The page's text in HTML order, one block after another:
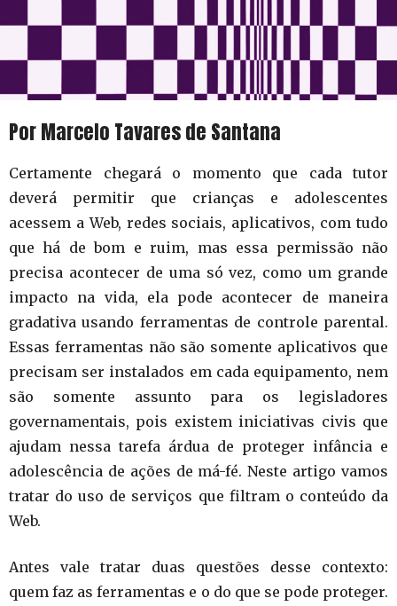
Por Marcelo Tavares de Santana
Certamente chegará o momento que cada tutor
deverá permitir que crianças e adolescentes
acessem a Web, redes sociais, aplicativos, com tudo
que há de bom e ruim, mas essa permissão não
precisa acontecer de uma só vez, como um grande
impacto na vida, ela pode acontecer de maneira
gradativa usando ferramentas de controle parental.
Essas ferramentas não são somente aplicativos que
precisam ser instalados em cada equipamento, nem
são somente assunto para os legisladores
governamentais, pois existem iniciativas civis que
ajudam nessa tarefa árdua de proteger infância e
adolescência de ações de má-fé. Neste artigo vamos
tratar do uso de serviços que filtram o conteúdo da
Web.
Antes vale tratar duas questões desse contexto:
quem faz as ferramentas e o do que se pode proteger.